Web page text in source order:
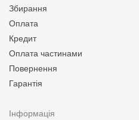
Збирання
Оплата
Кредит
Оплата частинами
Повернення
Гарантія
Інформація